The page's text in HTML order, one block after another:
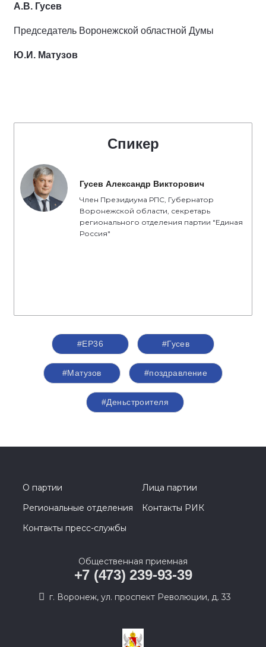
А.В. Гусев
Председатель Воронежской областной Думы
Ю.И. Матузов
Спикер
Гусев Александр Викторович
Член Президиума РПС, Губернатор
Воронежской области, секретарь
регионального отделения партии "Единая
Россия"
#ЕР36 #Гусев
#Матузов #поздравление
#Деньстроителя
О партии
Лица партии
Региональные отделения
Контакты РИК
Контакты пресс-службы
Общественная приемная
+7 (473) 239-93-39
г. Воронеж, ул. проспект Революции, д. 33